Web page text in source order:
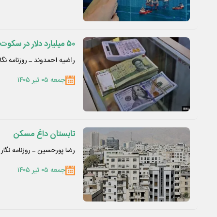
۵۰ میلیارد دلار در سکوت؛ از کمدها تا چرخه تولید
راضیه احمدوند ـ روزنامه
جمعه ۰۵ تیر ۱۴۰۵
تابستان داغ مسکن
رضا پورحسین ـ روزنامه نگار
جمعه ۰۵ تیر ۱۴۰۵